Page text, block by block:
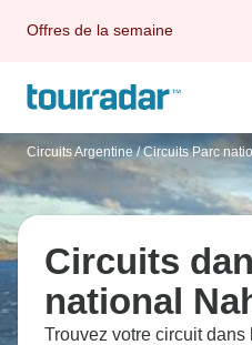
Offres de la semaine
Circuits Argentine / Circuits Parc
Circuits
national
Trouvez votre circuit